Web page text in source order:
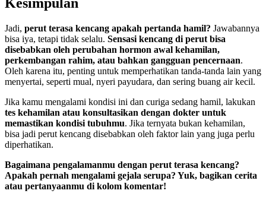
Kesimpulan
Jadi, perut terasa kencang apakah pertanda hamil? Jawabannya
bisa iya, tetapi tidak selalu. Sensasi kencang di perut bisa
disebabkan oleh perubahan hormon awal kehamilan,
perkembangan rahim, atau bahkan gangguan pencernaan.
Oleh karena itu, penting untuk memperhatikan tanda-tanda lain yang
menyertai, seperti mual, nyeri payudara, dan sering buang air kecil.
Jika kamu mengalami kondisi ini dan curiga sedang hamil, lakukan
tes kehamilan atau konsultasikan dengan dokter untuk
memastikan kondisi tubuhmu. Jika ternyata bukan kehamilan,
bisa jadi perut kencang disebabkan oleh faktor lain yang juga perlu
diperhatikan.
Bagaimana pengalamanmu dengan perut terasa kencang?
Apakah pernah mengalami gejala serupa? Yuk, bagikan cerita
atau pertanyaanmu di kolom komentar!